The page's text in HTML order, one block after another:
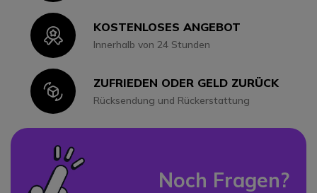
IconKOSTENLOSES ANGEBOT
Innerhalb von 24 Stunden
IconZUFRIEDEN ODER GELD ZURÜCK
Rücksendung und Rückerstattung
Noch Fragen?